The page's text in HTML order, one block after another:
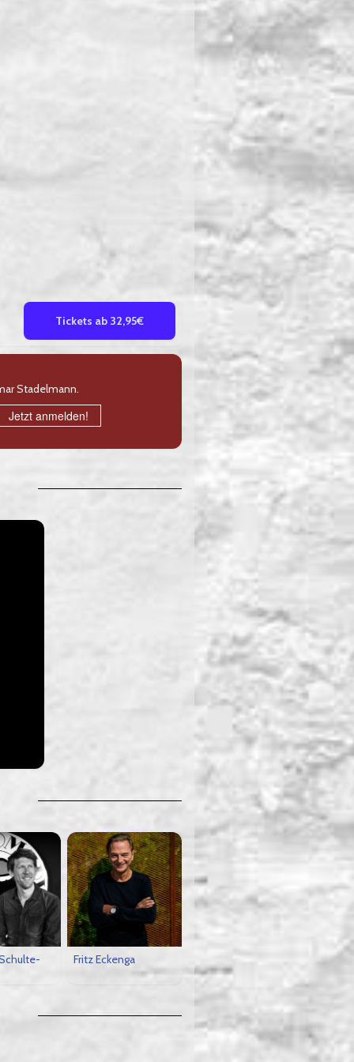
Tickets ab 32,95€
Stadelmann.
Jetzt anmelden!
Fritz Eckenga